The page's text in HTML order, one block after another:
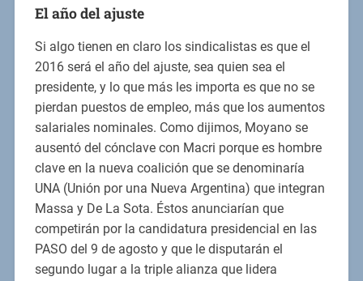
El año del ajuste
Si algo tienen en claro los sindicalistas es que el
2016 será el año del ajuste, sea quien sea el
presidente, y lo que más les importa es que no se
pierdan puestos de empleo, más que los aumentos
salariales nominales. Como dijimos, Moyano se
ausentó del cónclave con Macri porque es hombre
clave en la nueva coalición que se denominaría
UNA (Unión por una Nueva Argentina) que integran
Massa y De La Sota. Éstos anunciarían que
competirán por la candidatura presidencial en las
PASO del 9 de agosto y que le disputarán el
segundo lugar a la triple alianza que lidera